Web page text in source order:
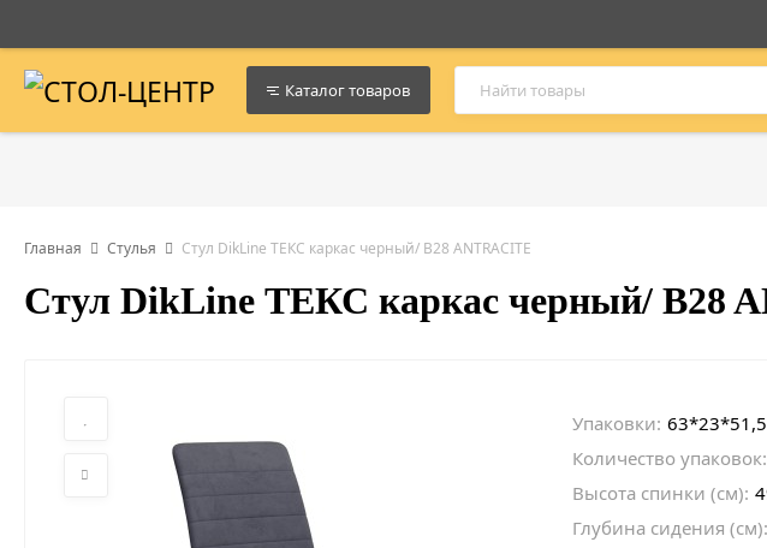
Каталог товаров
Главная Стулья Стул DikLine ТЕКС каркас черный/ B28 ANTRACITE
Стул DikLine ТЕКС каркас черный/ B28
Упаковки: 63*23*51,5
Количество упаковок:
Высота спинки (см):
Глубина сидения (см):